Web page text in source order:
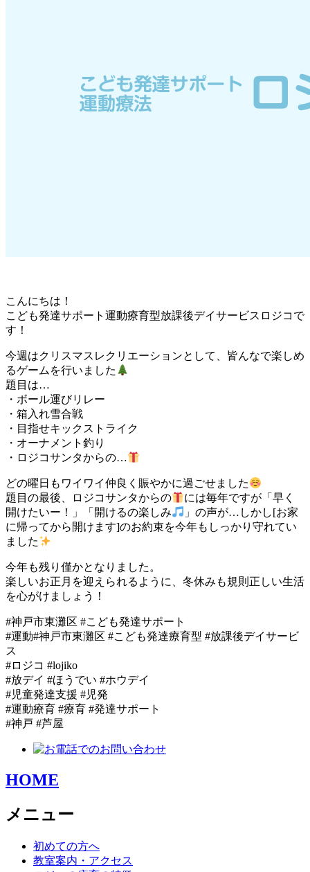
こんにちは！
こども発達サポート運動療育型放課後デイサービスロジコで
す！
今週はクリスマスレクリエーションとして、皆んなで楽しめ
るゲームを行いました
題目は…
・ボール運びリレー
・箱入れ雪合戦
・目指せキックストライク
・オーナメント釣り
・ロジコサンタからの…
どの曜日もワイワイ仲良く賑やかに過ごせました
題目の最後、ロジコサンタからの
には毎年ですが「早く
開けたいー！」「開けるの楽しみ
」の声が…しかし[お家
に帰ってから開けます]のお約束を今年もしっかり守れてい
ました
今年も残り僅かとなりました。
楽しいお正月を迎えられるように、冬休みも規則正しい生活
を心がけましょう！
#神戸市東灘区 #こども発達サポート
#運動#神戸市東灘区 #こども発達療育型 #放課後デイサービ
ス
#ロジコ #lojiko
#放デイ #ほうでい #ホウデイ
#児童発達支援 #児発
#運動療育 #療育 #発達サポート
#神戸 #芦屋
HOME
メニュー
初めての方へ
教室案内・アクセス